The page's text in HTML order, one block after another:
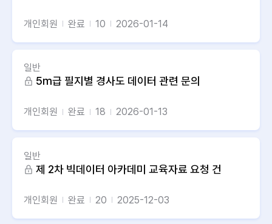
개인회원 완료 10 2026-01-14
일반
5m급 필지별 경사도 데이터 관련 문의
개인회원 완료 18 2026-01-13
일반
제 2차 빅데이터 아카데미 교육자료 요청 건
개인회원 완료 20 2025-12-03